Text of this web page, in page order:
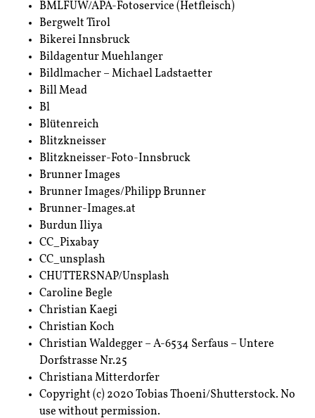
BMLFUW/APA-Fotoservice (Hetfleisch)
Bergwelt Tirol
Bikerei Innsbruck
Bildagentur Muehlanger
Bildlmacher – Michael Ladstaetter
Bill Mead
Bl
Blütenreich
Blitzkneisser
Blitzkneisser-Foto-Innsbruck
Brunner Images
Brunner Images/Philipp Brunner
Brunner-Images.at
Burdun Iliya
CC_Pixabay
CC_unsplash
CHUTTERSNAP/Unsplash
Caroline Begle
Christian Kaegi
Christian Koch
Christian Waldegger – A-6534 Serfaus – Untere
Dorfstrasse Nr.25
Christiana Mitterdorfer
Copyright (c) 2020 Tobias Thoeni/Shutterstock. No
use without permission.